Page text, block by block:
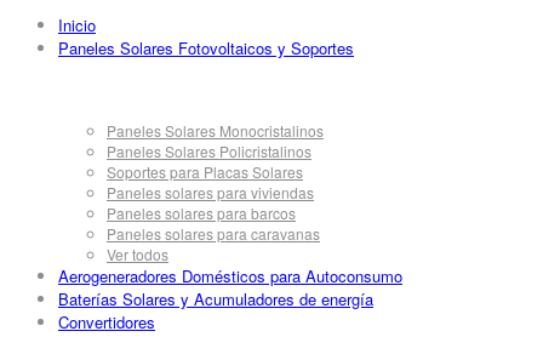
Inicio
Paneles Solares Fotovoltaicos y Soportes
Paneles Solares Monocristalinos
Paneles Solares Policristalinos
Soportes para Placas Solares
Paneles solares para viviendas
Paneles solares para barcos
Paneles solares para caravanas
Ver todos
Aerogeneradores Domésticos para Autoconsumo
Baterías Solares y Acumuladores de energía
Convertidores